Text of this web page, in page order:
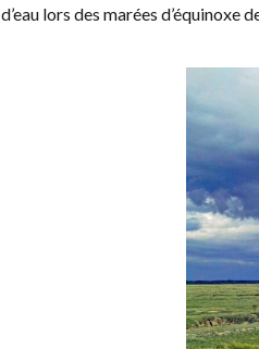
d’eau lors des marées d’équinoxe